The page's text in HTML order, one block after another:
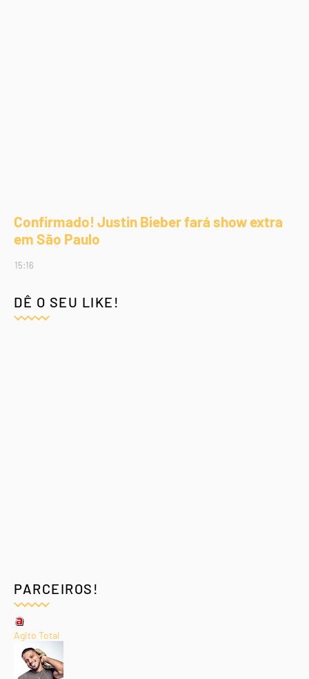
Confirmado! Justin Bieber fará show extra
em São Paulo
15:16
DÊ O SEU LIKE!
PARCEIROS!
Agito Total